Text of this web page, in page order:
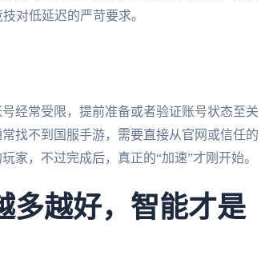
对低延迟的严苛要求。
经常受限，提前准备或者验证账号状态至关
找不到国服手游，需要直接从官网或信任的
家，不过完成后，真正的“加速”才刚开始。
多越好，智能才是